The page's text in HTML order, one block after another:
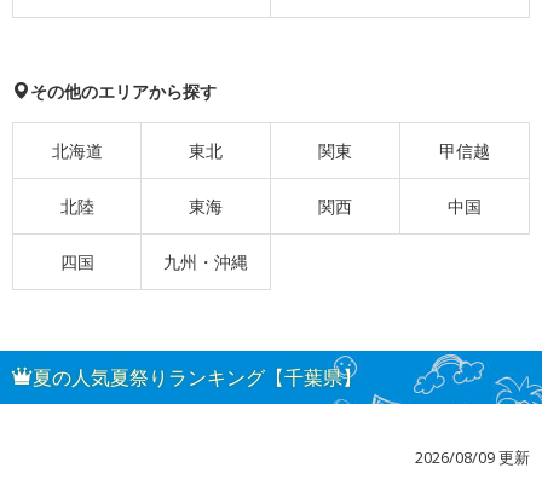
その他のエリアから探す
北海道 東北 関東 甲信越
北陸 東海 関西 中国
四国 九州・沖縄
夏の人気夏祭りランキング【千葉県】
2026/08/09 更新